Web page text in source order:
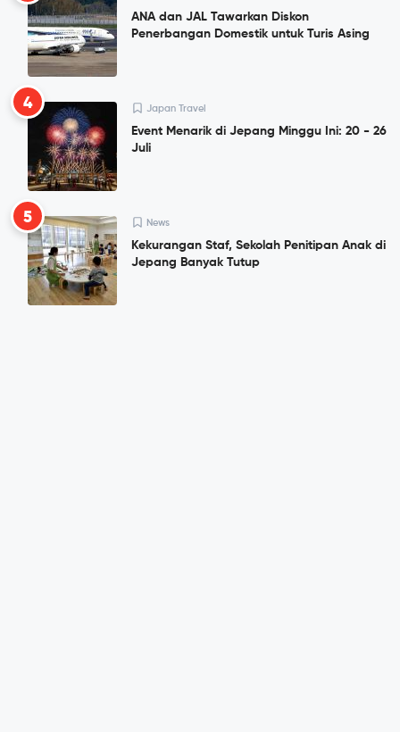
ANA dan JAL Tawarkan Diskon
Penerbangan Domestik untuk Turis Asing
4 Japan Travel
Event Menarik di Jepang Minggu Ini: 20 - 26
Juli
5 News
Kekurangan Staf, Sekolah Penitipan Anak di
Jepang Banyak Tutup